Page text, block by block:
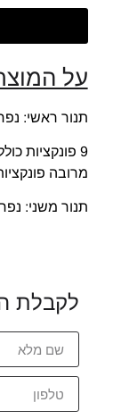
על
תנור ראשי: נפח נטו 70 ליטר, נפח
9 פונקציות
מרובה
תנור משני: נפח נטו 35 ליטר, נפח
לקבלת